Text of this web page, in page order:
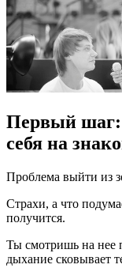
Первый шаг:
себя на
Проблема выйти из
Страхи, а что
получится.
Ты смотришь на нее
дыхание сковывает